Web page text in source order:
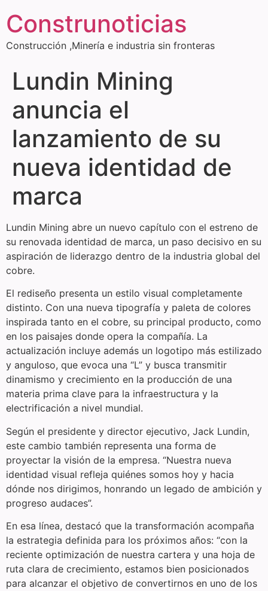
Construnoticias
Construcción ,Minería e industria sin fronteras
Lundin Mining
anuncia el
lanzamiento de su
nueva identidad de
marca
Lundin Mining abre un nuevo capítulo con el estreno de
su renovada identidad de marca, un paso decisivo en su
aspiración de liderazgo dentro de la industria global del
cobre.
El rediseño presenta un estilo visual completamente
distinto. Con una nueva tipografía y paleta de colores
inspirada tanto en el cobre, su principal producto, como
en los paisajes donde opera la compañía. La
actualización incluye además un logotipo más estilizado
y anguloso, que evoca una “L” y busca transmitir
dinamismo y crecimiento en la producción de una
materia prima clave para la infraestructura y la
electrificación a nivel mundial.
Según el presidente y director ejecutivo, Jack Lundin,
este cambio también representa una forma de
proyectar la visión de la empresa. “Nuestra nueva
identidad visual refleja quiénes somos hoy y hacia
dónde nos dirigimos, honrando un legado de ambición y
progreso audaces”.
En esa línea, destacó que la transformación acompaña
la estrategia definida para los próximos años: “con la
reciente optimización de nuestra cartera y una hoja de
ruta clara de crecimiento, estamos bien posicionados
para alcanzar el objetivo de convertirnos en uno de los